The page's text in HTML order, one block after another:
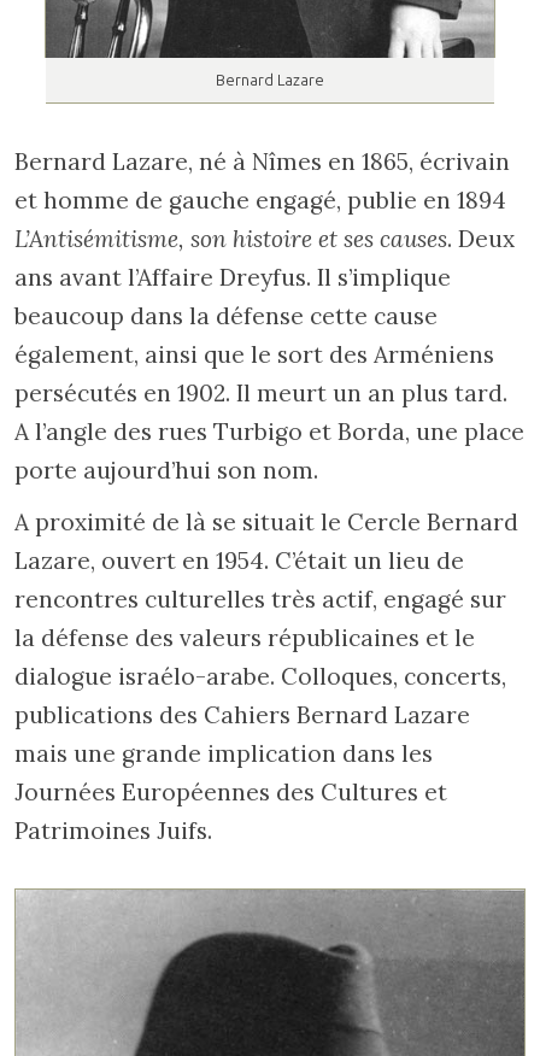
Bernard Lazare
Bernard Lazare, né à Nîmes en 1865, écrivain
et homme de gauche engagé, publie en 1894
L’Antisémitisme, son histoire et ses causes. Deux
ans avant l’Affaire Dreyfus. Il s’implique
beaucoup dans la défense cette cause
également, ainsi que le sort des Arméniens
persécutés en 1902. Il meurt un an plus tard.
A l’angle des rues Turbigo et Borda, une place
porte aujourd’hui son nom.
A proximité de là se situait le Cercle Bernard
Lazare, ouvert en 1954. C’était un lieu de
rencontres culturelles très actif, engagé sur
la défense des valeurs républicaines et le
dialogue israélo-arabe. Colloques, concerts,
publications des Cahiers Bernard Lazare
mais une grande implication dans les
Journées Européennes des Cultures et
Patrimoines Juifs.